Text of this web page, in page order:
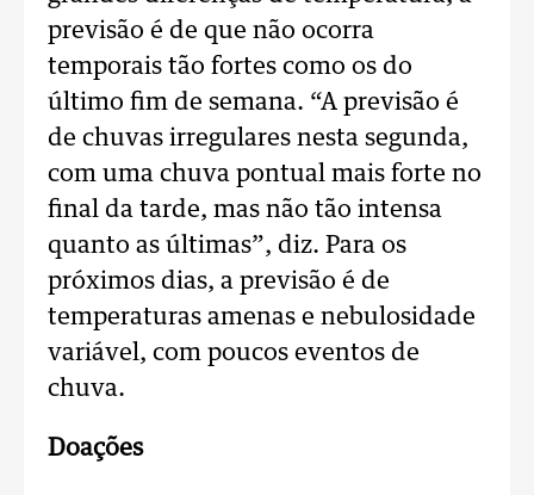
previsão é de que não ocorra
temporais tão fortes como os do
último fim de semana. “A previsão é
de chuvas irregulares nesta segunda,
com uma chuva pontual mais forte no
final da tarde, mas não tão intensa
quanto as últimas”, diz. Para os
próximos dias, a previsão é de
temperaturas amenas e nebulosidade
variável, com poucos eventos de
chuva.
Doações